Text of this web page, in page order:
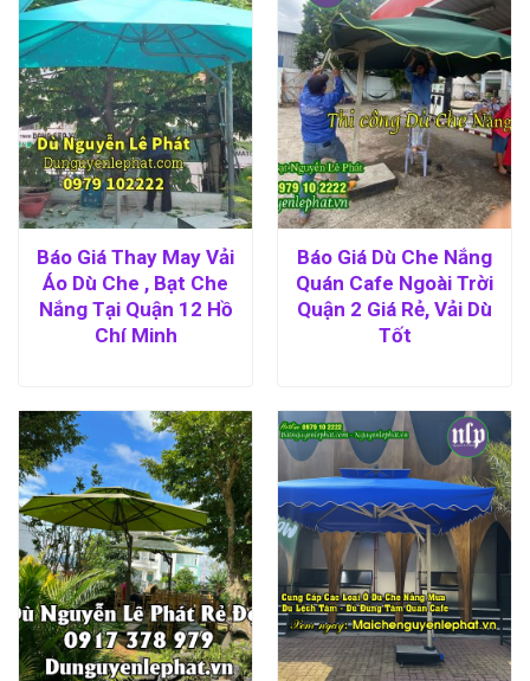
Báo Giá Thay May Vải
Áo Dù Che , Bạt Che
Nắng Tại Quận 12 Hồ
Chí Minh
Báo Giá Dù Che Nắng
Quán Cafe Ngoài Trời
Quận 2 Giá Rẻ, Vải Dù
Tốt